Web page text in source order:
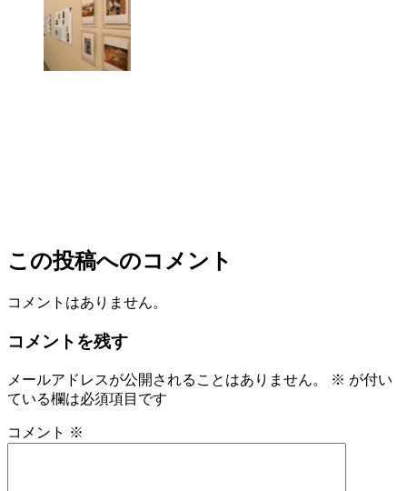
この投稿へのコメント
コメントはありません。
コメントを残す
メールアドレスが公開されることはありません。 ※ が付い
ている欄は必須項目です
コメント ※